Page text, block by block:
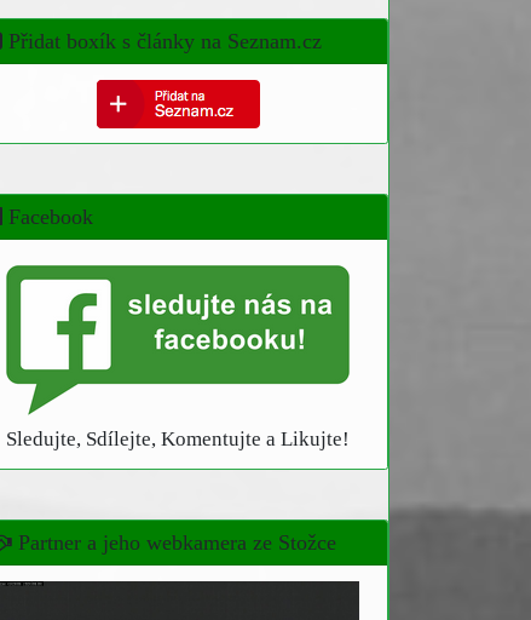
Přidat boxík s články na Seznam.cz
Facebook
Sledujte, Sdílejte, Komentujte a Likujte!
Partner a jeho webkamera ze Stožce